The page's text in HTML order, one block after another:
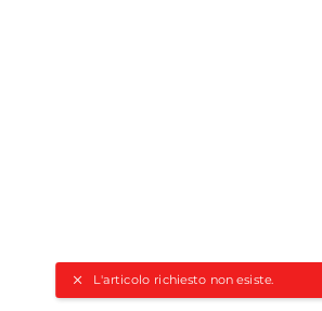
L'articolo richiesto non esiste.